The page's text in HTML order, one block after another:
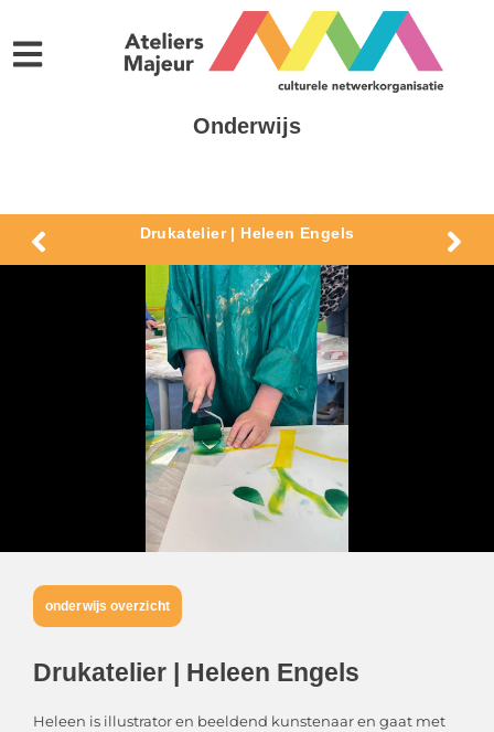
Onderwijs
Drukatelier | Heleen Engels
onderwijs overzicht
Drukatelier | Heleen Engels
Heleen is illustrator en beeldend kunstenaar en gaat met